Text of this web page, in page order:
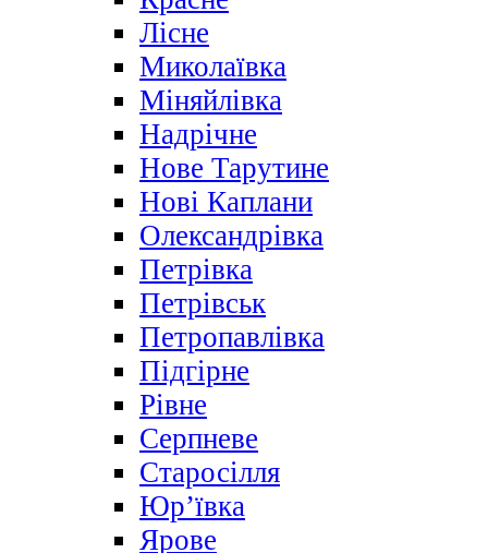
Лісне
Миколаївка
Міняйлівка
Надрічне
Нове Тарутине
Нові Каплани
Олександрівка
Петрівка
Петрівськ
Петропавлівка
Підгірне
Рівне
Серпневе
Старосілля
Юр’ївка
Ярове